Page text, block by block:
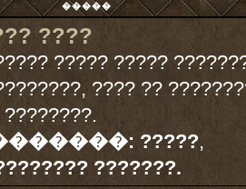
�����
????
????? ?????
???? ??
?????,
???????.